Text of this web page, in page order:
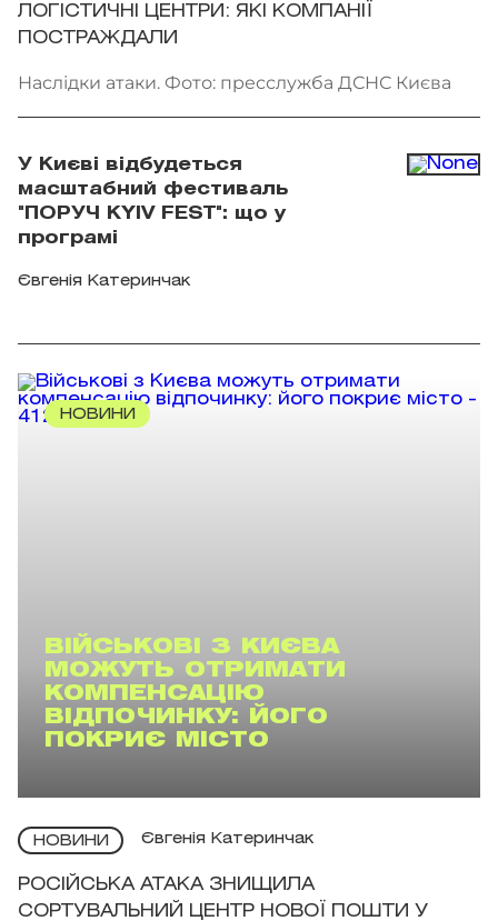
ЛОГІСТИЧНІ ЦЕНТРИ: ЯКІ КОМПАНІЇ
ПОСТРАЖДАЛИ
Наслідки атаки. Фото: пресслужба ДСНС Києва
У Києві відбудеться
масштабний фестиваль
"ПОРУЧ KYIV FEST": що у
програмі
Євгенія Катеринчак
НОВИНИ
ВІЙСЬКОВІ З КИЄВА
МОЖУТЬ ОТРИМАТИ
КОМПЕНСАЦІЮ
ВІДПОЧИНКУ: ЙОГО
ПОКРИЄ МІСТО
НОВИНИ Євгенія Катеринчак
РОСІЙСЬКА АТАКА ЗНИЩИЛА
СОРТУВАЛЬНИЙ ЦЕНТР НОВОЇ ПОШТИ У